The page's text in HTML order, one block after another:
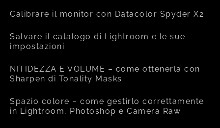
Calibrare il monitor con Datacolor Spyder X2
Salvare il catalogo di Lightroom e le sue
impostazioni
NITIDEZZA E VOLUME – come ottenerla con
Sharpen di Tonality Masks
Spazio colore – come gestirlo correttamente
in Lightroom, Photoshop e Camera Raw